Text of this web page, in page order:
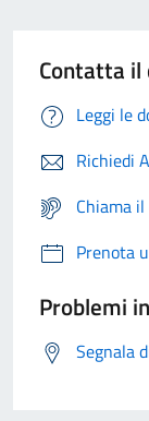
Contatta il
Leggi le
Richiedi
Chiama
Prenota
Problemi
Segnala